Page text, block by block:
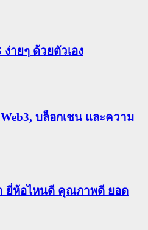
ายๆ ด้วยตัวเอง
บล็อกเชน และความ
ยี่ห้อไหนดี คุณภาพดี ยอด